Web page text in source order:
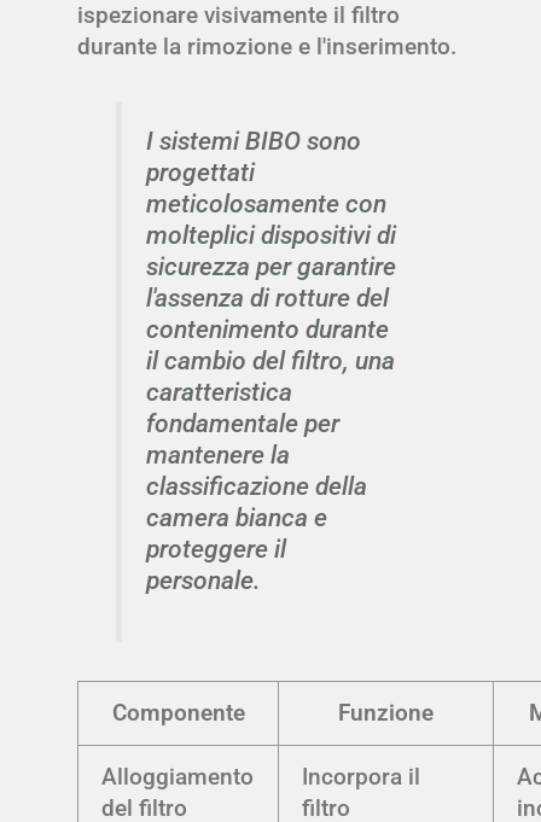
ispezionare visivamente il filtro
durante la rimozione e l'inserimento.
I sistemi BIBO sono
progettati
meticolosamente con
molteplici dispositivi di
sicurezza per garantire
l'assenza di rotture del
contenimento durante
il cambio del filtro, una
caratteristica
fondamentale per
mantenere la
classificazione della
camera bianca e
proteggere il
personale.
Componente Funzione
Alloggiamento
del filtro
Incorpora il
filtro